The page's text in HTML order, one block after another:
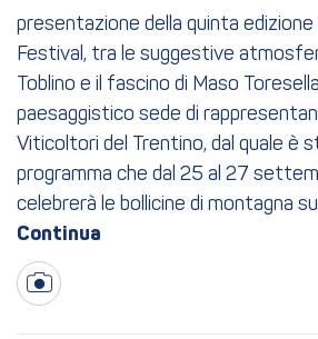
presentazione della quinta
Festival, tra le suggestive
Toblino e il fascino di Maso
paesaggistico sede di
Viticoltori del Trentino, dal quale è
programma che dal 25 al 27
celebrerà le bollicine di montagna